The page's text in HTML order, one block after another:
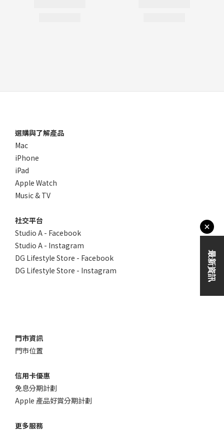
選購與了解產品
Mac
iPhone
iPad
Apple Watch
Music & TV
社交平台
Studio A - Facebook
Studio A - Instagram
DG Lifestyle Store - Facebook
DG Lifestyle Store - Instagram
門市資訊
門市位置
信用卡優惠
免息分期計劃
Apple 產品好賞分期計劃
更多服務